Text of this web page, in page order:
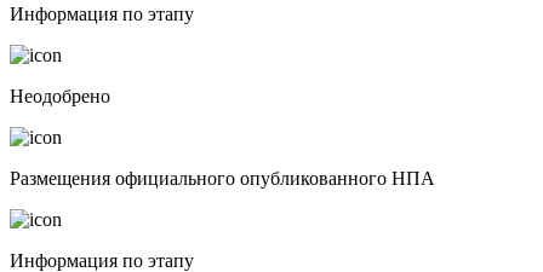
Информация по этапу
Неодобрено
Размещения официального опубликованного НПА
Информация по этапу